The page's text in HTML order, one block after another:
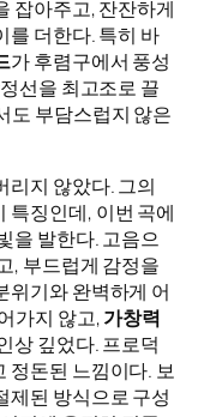
잡아주고, 잔잔하게
를 더한다. 특히 바
가 후렴구에서 풍성
선을 최고조로 끌
도 부담스럽지 않은
리지 않았다. 그의
특징인데, 이번 곡에
을 발한다. 고음으
, 부드럽게 감정을
위기와 완벽하게 어
가지 않고,가창력
상 깊었다. 프로덕
정돈된 느낌이다. 보
제된 방식으로 구성